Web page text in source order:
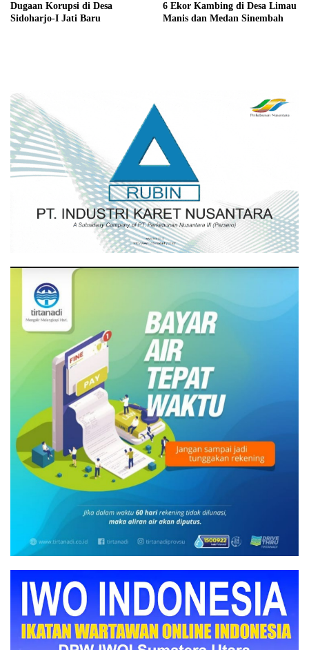
Dugaan Korupsi di Desa
Sidoharjo-I Jati Baru
6 Ekor Kambing di Desa Limau
Manis dan Medan Sinembah